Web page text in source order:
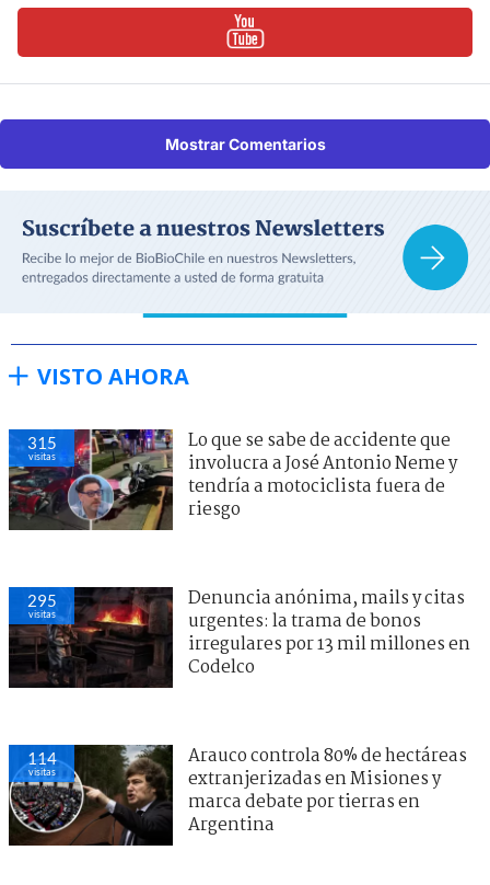
Mostrar Comentarios
VISTO AHORA
315
visitas
Lo que se sabe de accidente que
involucra a José Antonio Neme y
tendría a motociclista fuera de
riesgo
295
visitas
Denuncia anónima, mails y citas
urgentes: la trama de bonos
irregulares por 13 mil millones en
Codelco
114
visitas
Arauco controla 80% de hectáreas
extranjerizadas en Misiones y
marca debate por tierras en
Argentina